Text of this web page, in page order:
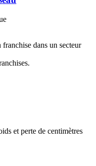
dans un secteur
et perte de centimètres